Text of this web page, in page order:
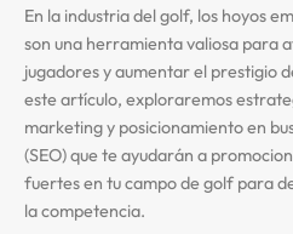
En la industria del golf, los hoyos
son una herramienta valiosa para
jugadores y aumentar el prestigio
este artículo, exploraremos
marketing y posicionamiento en
(SEO) que te ayudarán a
fuertes en tu campo de golf para
la competencia.